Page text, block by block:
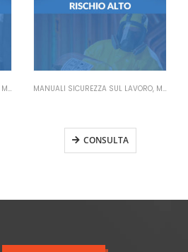
MANUALI RSPP DATORE DI LAVORO MANUALI SICUREZZA SUL LAVORO, MANUALI LAVORATORI
CONSULTA